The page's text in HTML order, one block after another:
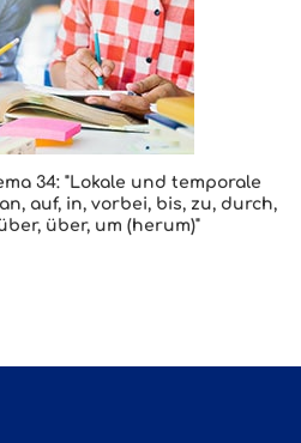
34: "Lokale und temporale
auf, in, vorbei, bis, zu, durch,
über, um (herum)"